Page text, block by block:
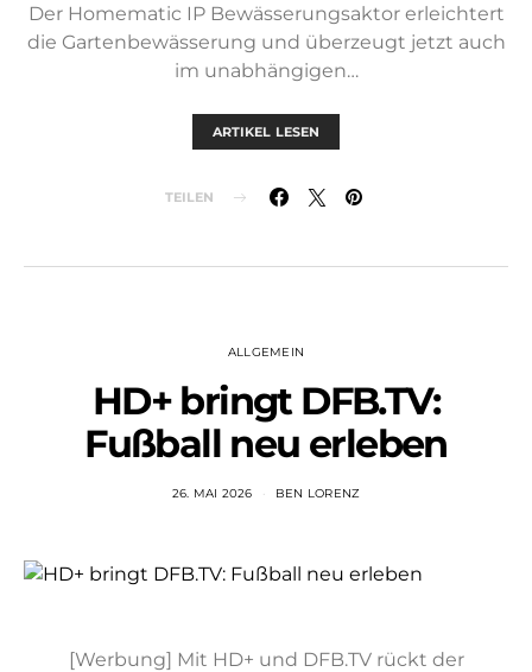
Der Homematic IP Bewässerungsaktor erleichtert
die Gartenbewässerung und überzeugt jetzt auch
im unabhängigen…
ARTIKEL LESEN
TEILEN
ALLGEMEIN
HD+ bringt DFB.TV:
Fußball neu erleben
26. MAI 2026 BEN LORENZ
[Werbung] Mit HD+ und DFB.TV rückt der